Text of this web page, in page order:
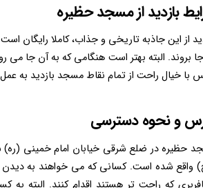
بازدید از مسجد حظیره
از این جاذبه تاریخی و جذاب، کاملا رایگان
بروند. البته بهتر است هنگامی که به آن جا می
با خیال راحت از تمام نقاط مسجد بازدید به عمل
و نحوه دسترسی
حظیره در ضلع شرقی خیابان امام خمینی (ره)
واقع شده است. کسانی که می خواهند به دیدن
که راحت تر هستند اقدام کنند. البته